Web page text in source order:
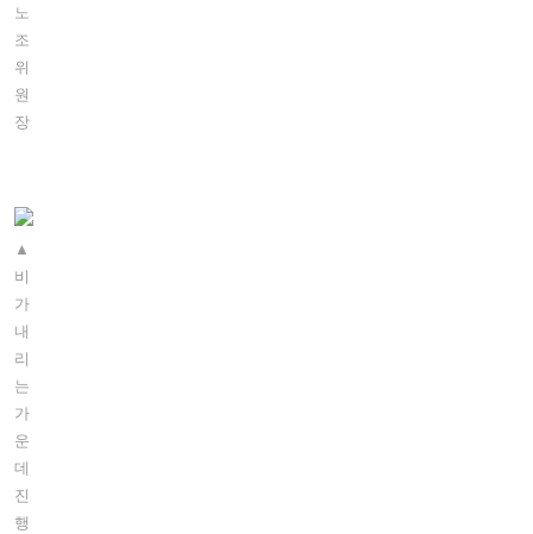
노
조
위
원
장
▲
비
가
내
리
는
가
운
데
진
행